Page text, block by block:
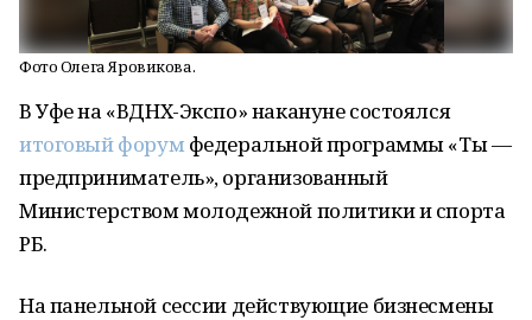
Фото Олега Яровикова.
В Уфе на «ВДНХ-Экспо» накануне состоялся
итоговый форум федеральной программы «Ты —
предприниматель», организованный
Министерством молодежной политики и спорта
РБ.
На панельной сессии действующие бизнесмены